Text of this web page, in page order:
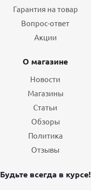
Гарантия на товар
Вопрос-ответ
Акции
О магазине
Новости
Магазины
Статьи
Обзоры
Политика
Отзывы
Будьте всегда в курсе!